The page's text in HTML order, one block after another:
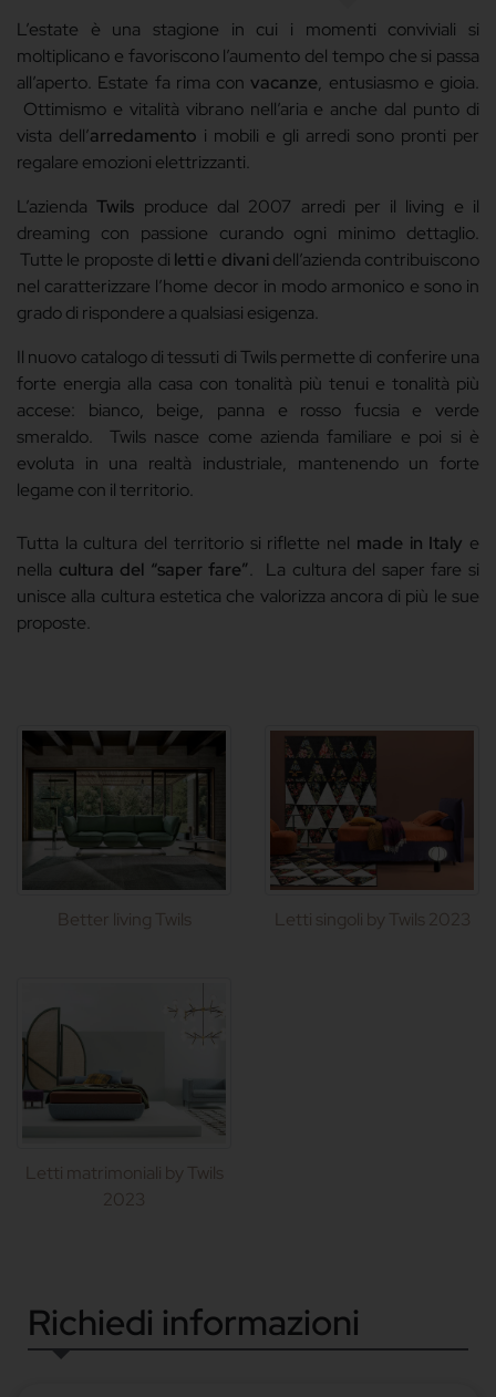
L’estate è una stagione in cui i momenti conviviali si
moltiplicano e favoriscono l’aumento del tempo che si passa
all’aperto. Estate fa rima convacanze, entusiasmo e gioia.
Ottimismo e vitalità vibrano nell’aria e anche dal punto di
vista dell’arredamento i mobili e gli arredi sono pronti per
regalare emozioni elettrizzanti.
L’aziendaTwils produce dal 2007 arredi per il living e il
dreaming con passione curando ogni minimo dettaglio.
Tutte le proposte di lettie divanidell’azienda contribuiscono
nel caratterizzare l’home decor in modo armonico e sono in
grado di rispondere a qualsiasi esigenza.
Il nuovo catalogo di tessuti di Twils permette di conferire una
forte energia alla casa con tonalità più tenui e tonalità più
accese: bianco, beige, panna e rosso fucsia e verde
smeraldo.
Twils nasce come azienda familiare e poi si è
evoluta in una realtà industriale, mantenendo un forte
legame con il territorio.
Tutta la cultura del territorio si riflette nel made in Italy e
nella cultura del “saper fare”.
La cultura del saper fare si
unisce alla cultura estetica che valorizza ancora di più le sue
proposte.
Better living Twils Letti singoli by Twils 2023
Letti matrimoniali by Twils
2023
Richiedi informazioni